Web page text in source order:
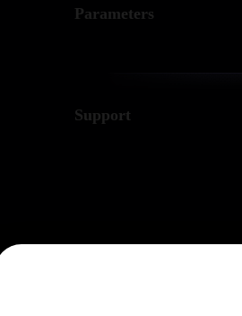
Parameters
Support